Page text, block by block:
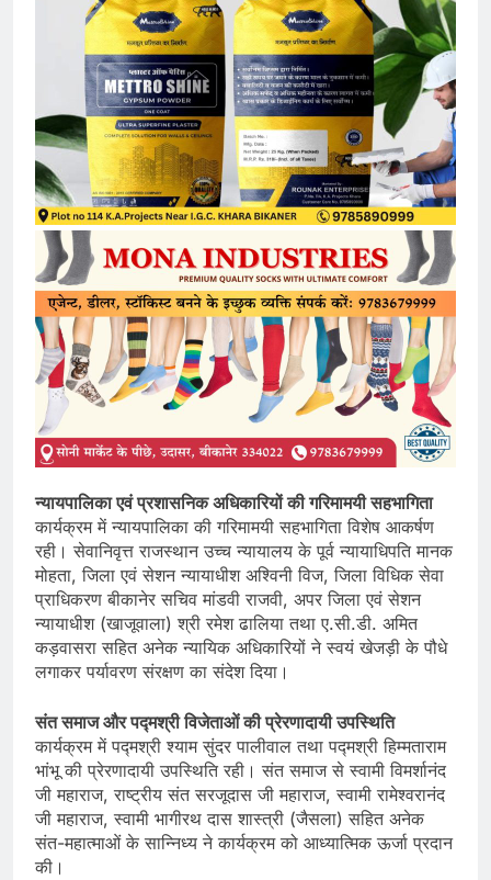
न्यायपालिका एवं प्रशासनिक अधिकारियों की गरिमामयी सहभागिता
कार्यक्रम में न्यायपालिका की गरिमामयी सहभागिता विशेष आकर्षण
रही। सेवानिवृत्त राजस्थान उच्च न्यायालय के पूर्व न्यायाधिपति मानक
मोहता, जिला एवं सेशन न्यायाधीश अश्विनी विज, जिला विधिक सेवा
प्राधिकरण बीकानेर सचिव मांडवी राजवी, अपर जिला एवं सेशन
न्यायाधीश (खाजूवाला) श्री रमेश ढालिया तथा ए.सी.डी. अमित
कड़वासरा सहित अनेक न्यायिक अधिकारियों ने स्वयं खेजड़ी के पौधे
लगाकर पर्यावरण संरक्षण का संदेश दिया।
संत समाज और पद्मश्री विजेताओं की प्रेरणादायी उपस्थिति
कार्यक्रम में पद्मश्री श्याम सुंदर पालीवाल तथा पद्मश्री हिम्मताराम
भांभू की प्रेरणादायी उपस्थिति रही। संत समाज से स्वामी विमर्शानंद
जी महाराज, राष्ट्रीय संत सरजूदास जी महाराज, स्वामी रामेश्वरानंद
जी महाराज, स्वामी भागीरथ दास शास्त्री (जैसला) सहित अनेक
संत-महात्माओं के सान्निध्य ने कार्यक्रम को आध्यात्मिक ऊर्जा प्रदान
की।